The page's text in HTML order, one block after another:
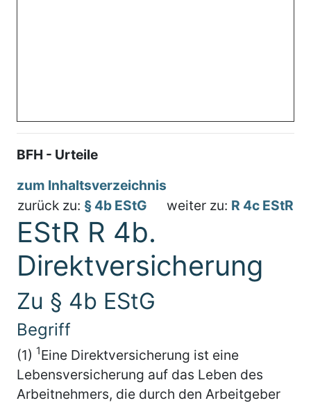
BFH - Urteile
zum Inhaltsverzeichnis
zurück zu: § 4b EStG weiter zu: R 4c EStR
EStR R 4b.
Direktversicherung
Zu § 4b EStG
Begriff
(1) 1Eine Direktversicherung ist eine
Lebensversicherung auf das Leben des
Arbeitnehmers, die durch den Arbeitgeber